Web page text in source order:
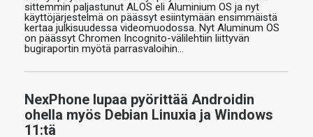
sittemmin paljastunut ALOS eli Aluminium OS ja nyt
käyttöjärjestelmä on päässyt esiintymään ensimmäistä
kertaa julkisuudessa videomuodossa. Nyt Aluminum OS
on päässyt Chromen Incognito-välilehtiin liittyvän
bugiraportin myötä parrasvaloihin…
NexPhone lupaa pyörittää Androidin
ohella myös Debian Linuxia ja Windows
11:tä